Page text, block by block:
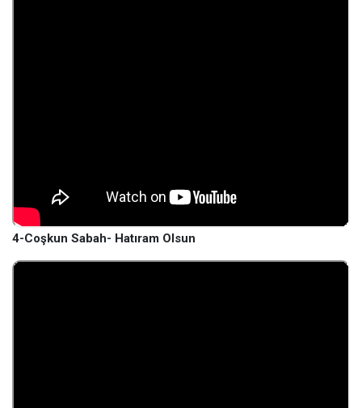
4-Coşkun Sabah- Hatıram Olsun